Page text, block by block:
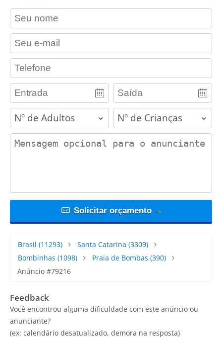
contact_name
contact_email
contact_phone
adults children
contact_message
Solicitar orçamento →
Brasil (11293) Santa Catarina (3309)
Bombinhas (1098) Praia de Bombas (390)
Anúncio #79216
Feedback
Você encontrou alguma dificuldade com este anúncio ou
anunciante?
(ex: calendário desatualizado, demora na resposta)